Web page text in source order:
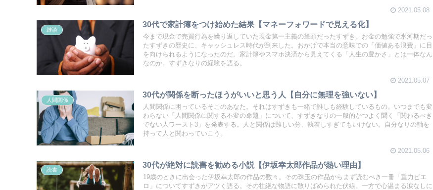
2021.05.08
雑談
30代で家計簿をつけ始めた結果【マネーフォワードで見える化】
今まで現金で売買行為を繰り返していた現金第一主義の筆頭だったすずき。お金の勉強で氷河期だっ
たすずきの歴史に、キャッシュレス時代が到来した。おかげで本当の意味での「価値ある浪費」に目
を向けられるようになったのだ。家計簿やスマホ決済から見えてくる「人生の豊かさ」とは一体なん
なのか。すずきなりの経験を語る。
2021.05.07
人間関係
30代が関係を断ったほうがいいと思う人【自分に無理を強いない】
人間関係に困っているそこのあなた。それはすずきも一緒で誰しも経験しているもの。いつまでも変
わらない「人間関係に関する不変の命題」について、すずきなりの一般的かつよく聞く「関わるべき
でない人ワースト3」を発表する。人と関係は難しい分、執着しすぎてもいけない。自分なりの軸を
持って人と関わっていこう。
2021.05.06
読書
30代が絶対に読書を勧める小説【伊坂幸太郎作品が熱い理由】
19歳のときに出会った伊坂幸太郎の作品の数々。その珠玉の作品からまず読むべき一冊「重力ピエ
ロ」についてすずきがアツく語る。その壮絶な物語に散りばめられた伏線。一方で心温まる涙なしに